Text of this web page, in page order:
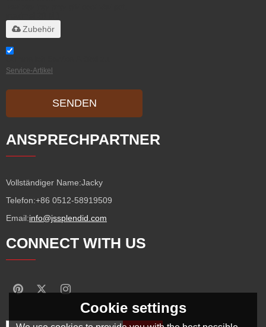
Zubehör
Service-Artikel
SENDEN
ANSPRECHPARTNER
Vollständiger Name:Jacky
Telefon:+86 0512-58919509
Email:info@jssplendid.com
CONNECT WITH US
Cookie settings